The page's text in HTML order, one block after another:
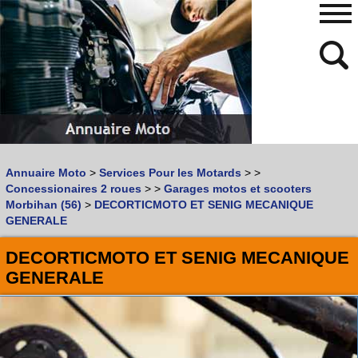
Vous recherchez un garage MOTOouSCOOTER
Quoi :
Où :
Retrouvez dans votre VILLE
les bonnes adresses de
L'ANNUAIRE MOTO & SCOOTER
480
768
Annuaire Moto > Services Pour les Motards > >
Concessionaires 2 roues > > Garages motos et scooters
Morbihan (56) > DECORTICMOTO ET SENIG MECANIQUE
GENERALE
DECORTICMOTO ET SENIG MECANIQUE
GENERALE